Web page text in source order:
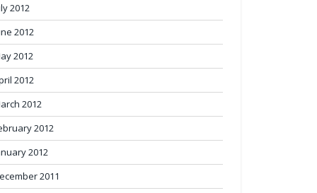
2012
2012
2012
2012
2012
2012
2012
2011